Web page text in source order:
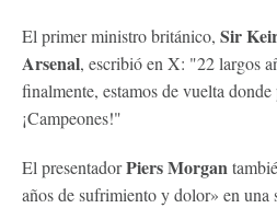
El primer ministro británico, Sir
Arsenal, escribió en X: "22 largos
finalmente, estamos de vuelta donde
¡Campeones!"
El presentadorPiers Morgan
años de sufrimiento y dolor» en una